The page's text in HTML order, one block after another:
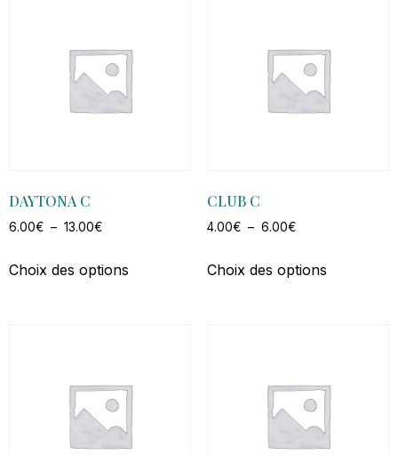
DAYTONA C
6.00€ – 13.00€
Choix des options
CLUB C
4.00€ – 6.00€
Choix des options